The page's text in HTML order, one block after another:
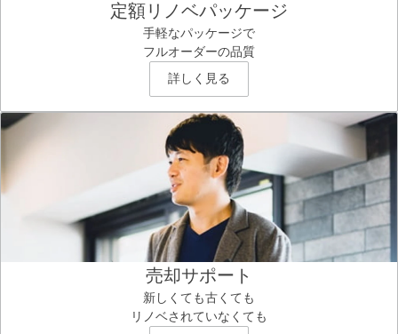
定額リノベパッケージ
手軽なパッケージで
フルオーダーの品質
詳しく見る
売却サポート
新しくても古くても
リノベされていなくても